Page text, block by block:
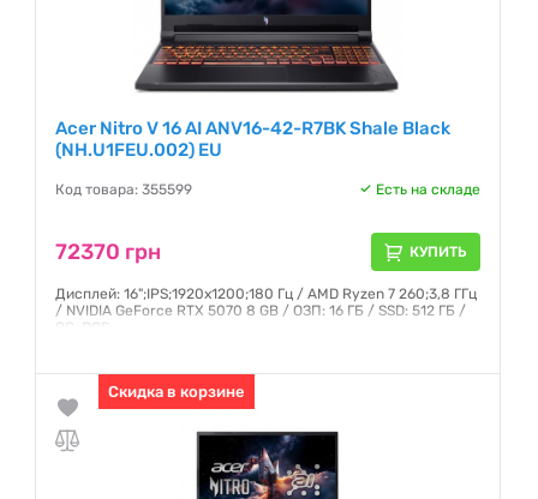
Acer Nitro V 16 AI ANV16-42-R7BK Shale Black
(NH.U1FEU.002) EU
Код товара: 355599 Есть на складе
72370 грн КУПИТЬ
Дисплей: 16";IPS;1920x1200;180 Гц / AMD Ryzen 7 260;3,8 ГГц
/ NVIDIA GeForce RTX 5070 8 GB / ОЗП: 16 ГБ / SSD: 512 ГБ /
ОС: DOS
Скидка в корзине